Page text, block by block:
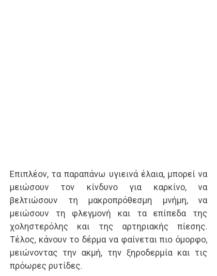
Επιπλέον, τα παραπάνω υγιεινά έλαια, μπορεί να
μειώσουν τον κίνδυνο για καρκίνο, να
βελτιώσουν τη μακροπρόθεσμη μνήμη, να
μειώσουν τη φλεγμονή και τα επίπεδα της
χοληστερόλης και της αρτηριακής πίεσης.
Τέλος, κάνουν το δέρμα να φαίνεται πιο όμορφο,
μειώνοντας την ακμή, την ξηροδερμία και τις
πρόωρες ρυτίδες.